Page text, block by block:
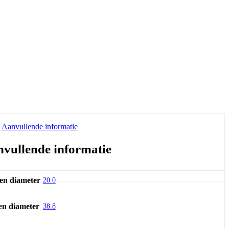
Aanvullende informatie
informatie
diameter 20.0
diameter 38.8